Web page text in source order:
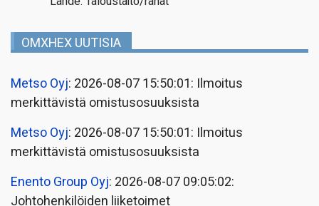
OMXHEX UUTISIA
Metso Oyj: 2026-08-07 15:50:01: Ilmoitus
merkittävistä omistusosuuksista
Metso Oyj: 2026-08-07 15:50:01: Ilmoitus
merkittävistä omistusosuuksista
Enento Group Oyj: 2026-08-07 09:05:02:
Johtohenkilöiden liiketoimet